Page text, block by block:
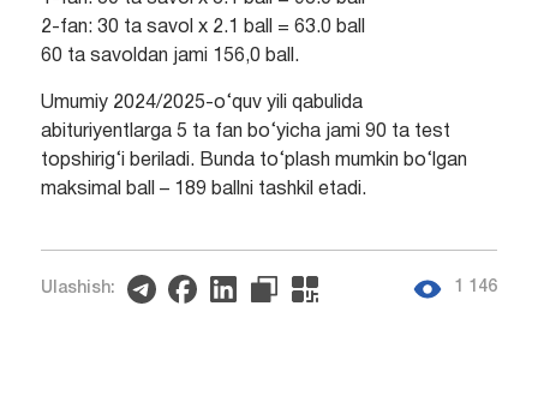
2-fan: 30 ta savol x 2.1 ball = 63.0 ball
60 ta savoldan jami 156,0 ball.
Umumiy 2024/2025-o‘quv yili qabulida
abituriyentlarga 5 ta fan bo‘yicha jami 90 ta test
topshirig‘i beriladi. Bunda to‘plash mumkin bo‘lgan
maksimal ball – 189 ballni tashkil etadi.
Ulashish: 1 146